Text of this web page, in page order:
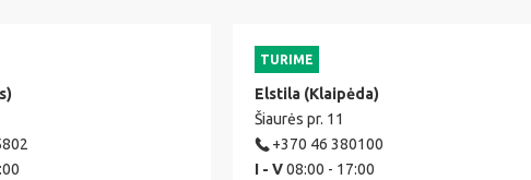
TURIME
Elstila (Klaipėda)
Šiaurės pr. 11
+370 46 380100
I - V08:00 - 17:00